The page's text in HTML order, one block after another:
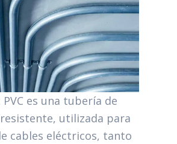
es una tubería de
utilizada para
cables eléctricos, tanto